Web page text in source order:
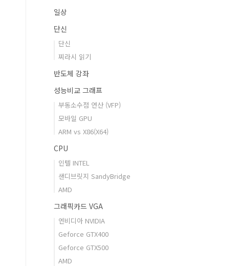
일상
단신
단신
찌라시 읽기
반도체 강좌
성능비교 그래프
부동소수점 연산 (VFP)
모바일 GPU
ARM vs X86(X64)
CPU
인텔 INTEL
샌디브릿지 SandyBridge
AMD
그래픽카드 VGA
엔비디아 NVIDIA
Geforce GTX400
Geforce GTX500
AMD